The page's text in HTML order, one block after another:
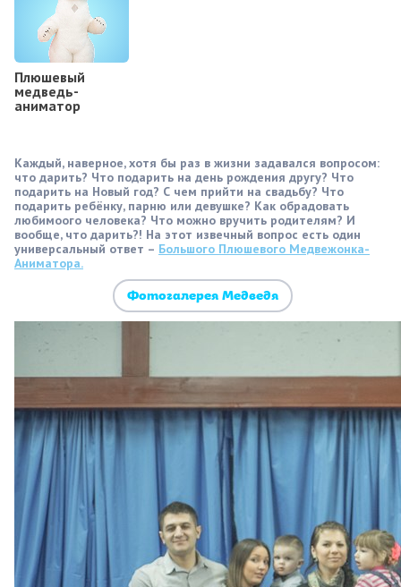
Плюшевый
медведь-
аниматор
Каждый, наверное, хотя бы раз в жизни задавался вопросом:
что дарить? Что подарить на день рождения другу? Что
подарить на Новый год? С чем прийти на свадьбу? Что
подарить ребёнку, парню или девушке? Как обрадовать
любимоого человека? Что можно вручить родителям? И
вообще, что дарить?! На этот извечный вопрос есть один
универсальный ответ – Большого Плюшевого Медвежонка-
Аниматора.
Фотогалерея Медведя